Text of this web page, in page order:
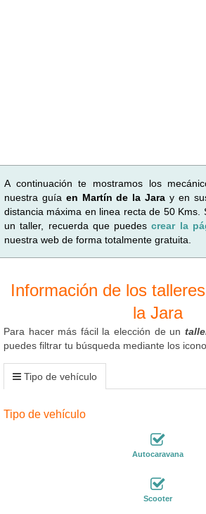
A continuación te mostramos los
nuestra guía en Martín de la Jara y en
distancia máxima en linea recta de 50 Kms.
un taller, recuerda que puedescrear la
nuestra web de forma totalmente gratuita.
Información de los
la Jara
Para hacer más fácil la elección de un
puedes filtrar tu búsqueda mediante los
Tipo de vehículo
Tipo de vehículo
Autocaravana
Scooter